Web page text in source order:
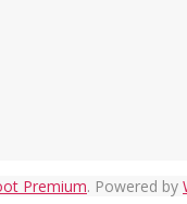
Premium. Powered by